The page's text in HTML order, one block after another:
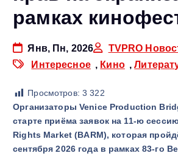
рамках
Янв, Пн, 2026
TVPRO
Интересное , Кино ,
Просмотров: 3 322
Организаторы Venice Production
старте приёма заявок на 11-ю
Rights Market (BARM), которая
сентября 2026 года в рамках 83-го